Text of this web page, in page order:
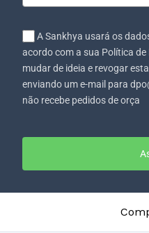
A Sankhya usará os
acordo com a sua Política
mudar de ideia e revogar
enviando um e-mail para
não recebe pedidos de orça